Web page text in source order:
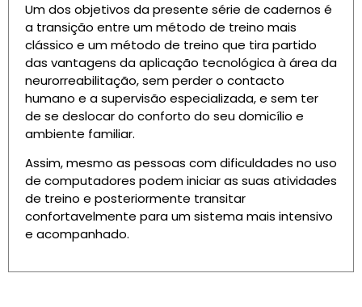
Um dos objetivos da presente série de cadernos é
a transição entre um método de treino mais
clássico e um método de treino que tira partido
das vantagens da aplicação tecnológica à área da
neurorreabilitação, sem perder o contacto
humano e a supervisão especializada, e sem ter
de se deslocar do conforto do seu domicílio e
ambiente familiar.
Assim, mesmo as pessoas com dificuldades no uso
de computadores podem iniciar as suas atividades
de treino e posteriormente transitar
confortavelmente para um sistema mais intensivo
e acompanhado.